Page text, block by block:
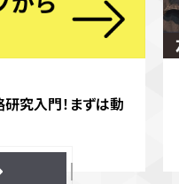
研究入門！まずは動